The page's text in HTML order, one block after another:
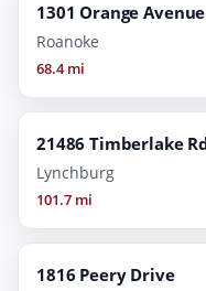
1301 Orange
Roanoke
68.4 mi
21486 Timberlake
Lynchburg
101.7 mi
1816 Peery Drive